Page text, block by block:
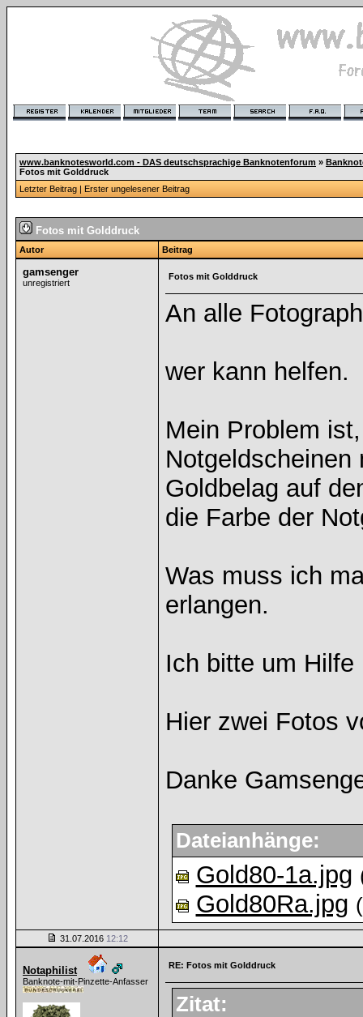
www.banknotesworld.com - DAS deutschsprachige Banknotenforum »
Fotos mit Golddruck
Letzter Beitrag | Erster ungelesener Beitrag
Fotos mit Golddruck
Autor Beitrag
gamsenger
unregistriert
Fotos mit Golddruck
An alle
wer kann helfen.
Mein Problem
Goldbelag auf
die Farbe der
Was muss ich
erlangen.
Ich bitte um Hilfe
Hier zwei Fotos
Danke
Dateianhänge:
Gold80-1a.jpg
Gold80Ra.jpg (
31.07.2016 12:12
Notaphilist
Banknote-mit-Pinzette-Anfasser
RE: Fotos mit Golddruck
Zitat: